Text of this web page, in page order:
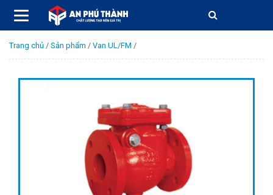
Trang chủ / Sản phẩm / Van UL/FM /